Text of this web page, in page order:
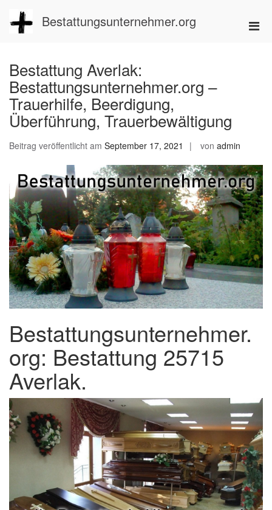
Inhalt
springen
Bestattungsunternehmer.org
Bestattung Averlak:
Bestattungsunternehmer.org –
Trauerhilfe, Beerdigung,
Überführung, Trauerbewältigung
Beitrag veröffentlicht am September 17, 2021 von admin
Bestattungsunternehmer.
org: Bestattung 25715
Averlak.